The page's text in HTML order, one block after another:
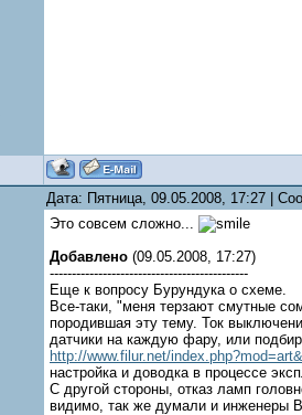
Дата: Пятница, 09.05.2008, 17:27 |
Это совсем сложно...
Добавлено (09.05.2008, 17:27)
---------------------------------------------
Еще к вопросу Бурундука о схеме.
Все-таки, "меня терзают смутные
породившая эту тему. Ток
датчики на каждую фару, или
http://www.filur.net/
настройка и доводка в процессе
С другой стороны, отказ ламп
видимо, так же думали и инженеры